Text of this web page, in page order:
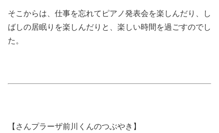
そこからは、仕事を忘れてピアノ発表会を楽しんだり、し
ばしの居眠りを楽しんだりと、楽しい時間を過ごすのでし
た。
【さんプラーザ前川くんのつぶやき】